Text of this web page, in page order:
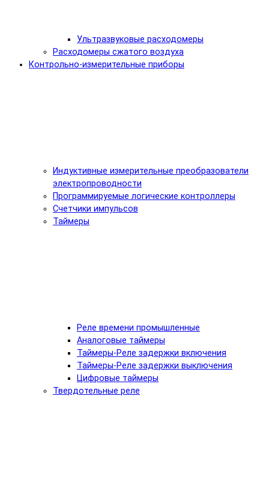
Ультразвуковые расходомеры
Расходомеры сжатого воздуха
Контрольно-измерительные приборы
Индуктивные измерительные преобразователи
электропроводности
Программируемые логические контроллеры
Счетчики импульсов
Таймеры
Реле времени промышленные
Аналоговые таймеры
Таймеры-Реле задержки включения
Таймеры-Реле задержки выключения
Цифровые таймеры
Твердотельные реле